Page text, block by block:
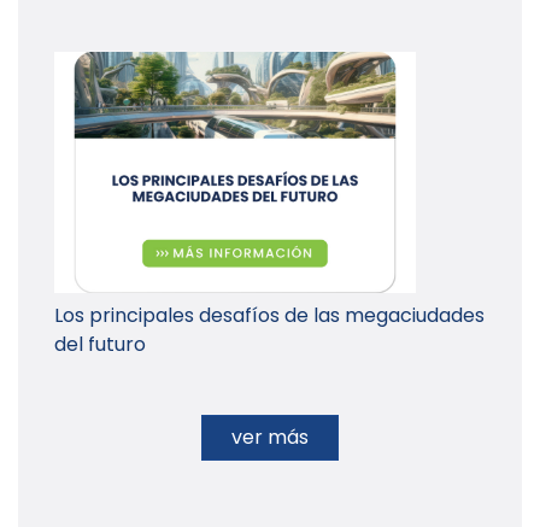
Los principales desafíos de las megaciudades
del futuro
ver más